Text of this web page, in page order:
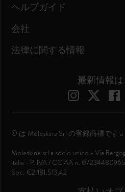
ヘルプガイド
会社
法律に関する情報
最新情報
© は Moleskine Srl の登録商標です a
Moleskine srl a socio unico - Via
Italia - P. IVA / CCIAA n.
Soc. €2.181.513,42